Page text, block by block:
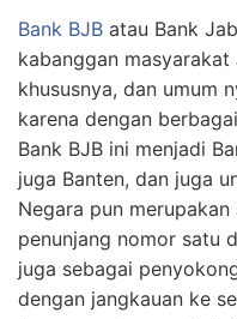
Bank BJB atau Bank
kabanggan
khususnya, dan umum
karena dengan
Bank BJB ini menjadi
juga Banten, dan juga
Negara pun
penunjang nomor satu
juga sebagai
dengan jangkauan ke